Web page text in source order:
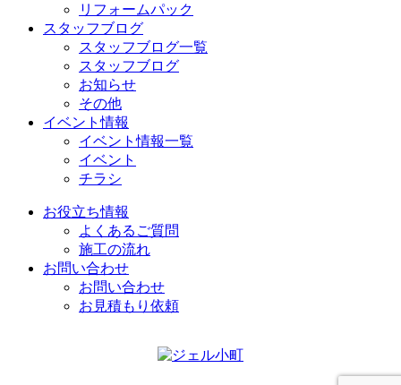
リフォームパック
スタッフブログ
スタッフブログ一覧
スタッフブログ
お知らせ
その他
イベント情報
イベント情報一覧
イベント
チラシ
お役立ち情報
よくあるご質問
施工の流れ
お問い合わせ
お問い合わせ
お見積もり依頼